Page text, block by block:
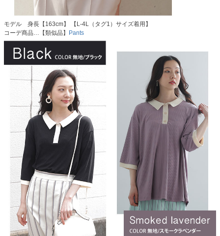
モデル 身長【163cm】 【L-4L（タグ1）サイズ着用】
コーデ商品…【類似品】
Pants